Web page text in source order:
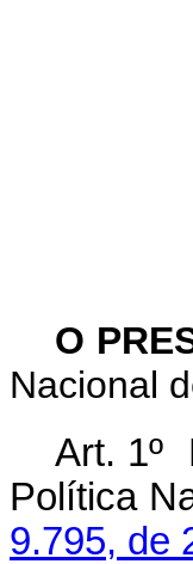
O
Nacional
Art. 1º
Política
9.795, de